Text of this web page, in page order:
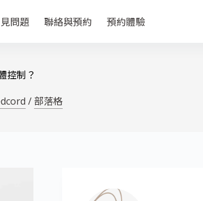
問題 聯絡與預約 預約體驗
控制？
/部落格